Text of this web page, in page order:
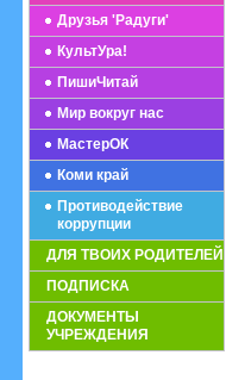
Друзья 'Радуги'
КультУра!
ПишиЧитай
Мир вокруг нас
МастерОК
Коми край
Противодействие
коррупции
ДЛЯ ТВОИХ РОДИТЕЛЕЙ
ПОДПИСКА
ДОКУМЕНТЫ
УЧРЕЖДЕНИЯ